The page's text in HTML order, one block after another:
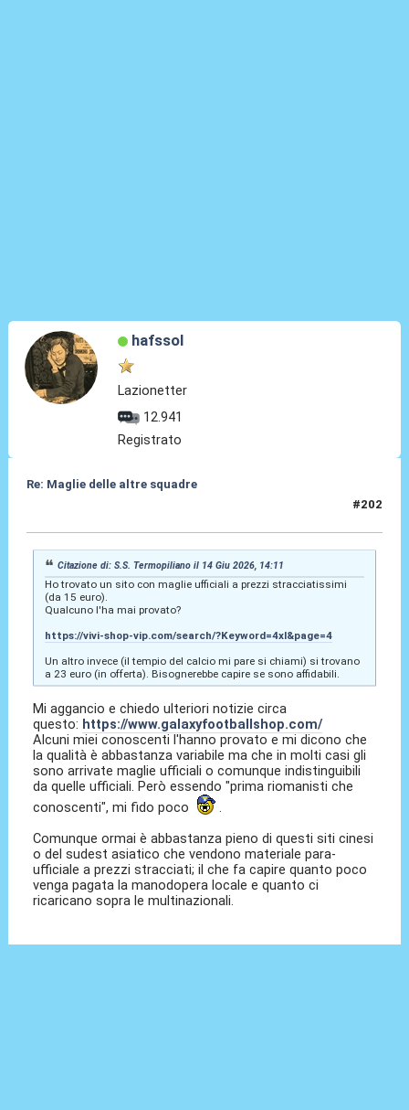
hafssol
Lazionetter
12.941
Registrato
Re: Maglie delle altre squadre
#202
Citazione di: S.S. Termopiliano il 14 Giu 2026, 14:11
Ho trovato un sito con maglie ufficiali a prezzi stracciatissimi
(da 15 euro).
Qualcuno l'ha mai provato?
https://vivi-shop-vip.com/search/?Keyword=4xl&page=4
Un altro invece (il tempio del calcio mi pare si chiami) si trovano
a 23 euro (in offerta). Bisognerebbe capire se sono affidabili.
Mi aggancio e chiedo ulteriori notizie circa
questo: https://www.galaxyfootballshop.com/
Alcuni miei conoscenti l'hanno provato e mi dicono che
la qualità è abbastanza variabile ma che in molti casi gli
sono arrivate maglie ufficiali o comunque indistinguibili
da quelle ufficiali. Però essendo "prima riomanisti che
conoscenti", mi fido poco
.
Comunque ormai è abbastanza pieno di questi siti cinesi
o del sudest asiatico che vendono materiale para-
ufficiale a prezzi stracciati; il che fa capire quanto poco
venga pagata la manodopera locale e quanto ci
ricaricano sopra le multinazionali.